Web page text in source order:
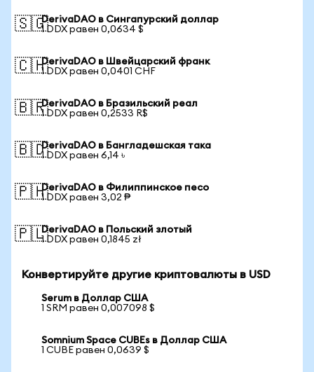
🇸🇬DerivaDAO в Сингапурский доллар
1 DDX равен 0,0634 $
🇨🇭DerivaDAO в Швейцарский франк
1 DDX равен 0,0401 CHF
🇧🇷DerivaDAO в Бразильский реал
1 DDX равен 0,2533 R$
🇧🇩DerivaDAO в Бангладешская така
1 DDX равен 6,14 ৳
🇵🇭DerivaDAO в Филиппинское песо
1 DDX равен 3,02 ₱
🇵🇱DerivaDAO в Польский злотый
1 DDX равен 0,1845 zł
Конвертируйте другие криптовалюты в USD
Serum в Доллар США
1 SRM равен 0,007098 $
Somnium Space CUBEs в Доллар США
1 CUBE равен 0,0639 $